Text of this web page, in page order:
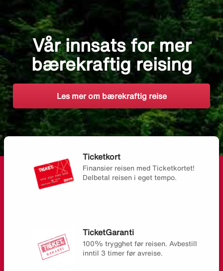
Vår innsats for mer
bærekraftig reising
Les mer om bærekraftig reise
Ticketkort
Finansier reisen med Ticketkortet!
Delbetal reisen i eget tempo.
TicketGaranti
100% trygghet før reisen. Avbestill
inntil 3 timer før avreise.